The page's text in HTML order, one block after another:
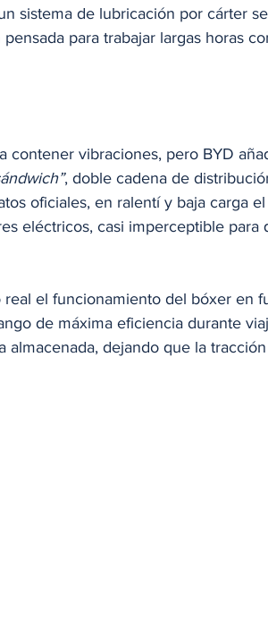
sistema de lubricación por cárter
para trabajar largas horas
contener vibraciones, pero BYD
, doble cadena de
oficiales, en ralentí y baja carga
eléctricos, casi imperceptible para
el funcionamiento del bóxer en
de máxima eficiencia durante
almacenada, dejando que la